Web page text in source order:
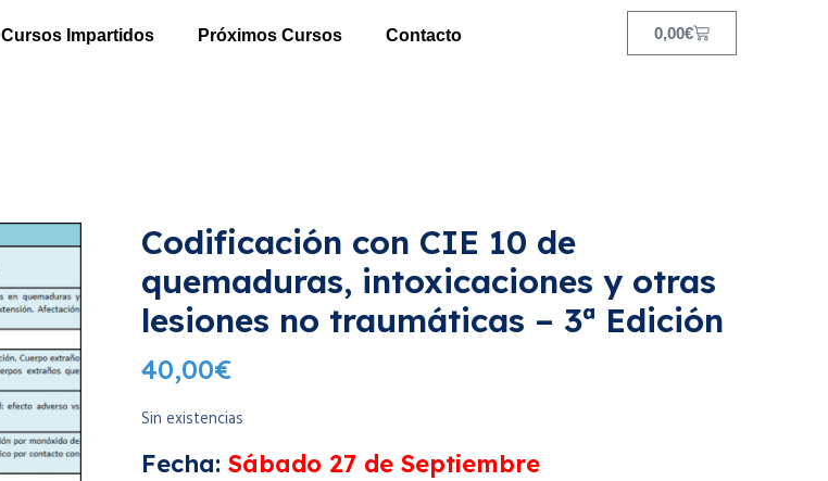
Cursos Impartidos Próximos Cursos Contacto 0,00€
Codificación con CIE 10 de
quemaduras, intoxicaciones y otras
lesiones no traumáticas – 3ª Edición
40,00€
Sin existencias
Fecha: Sábado 27 de Septiembre